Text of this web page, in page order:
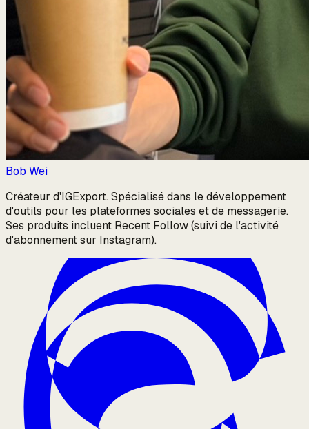
Bob Wei
Créateur d'IGExport. Spécialisé dans le développement
d'outils pour les plateformes sociales et de messagerie.
Ses produits incluent Recent Follow (suivi de l'activité
d'abonnement sur Instagram).